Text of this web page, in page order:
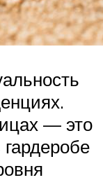
— это